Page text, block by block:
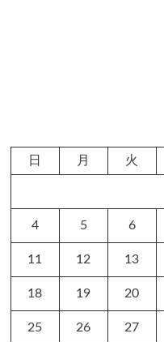
日 月 火
4 5 6
11 12 13
18 19 20
25 26 27